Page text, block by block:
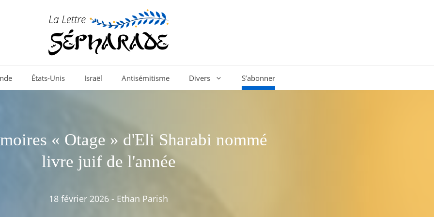
États-Unis Israël Antisémitisme Divers S’abonner
« Otage » d'Eli Sharabi nommé
livre juif de l'année
18 février 2026 - Ethan Parish